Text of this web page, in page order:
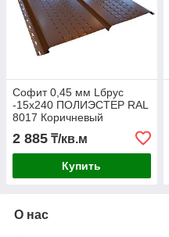
Софит 0,45 мм Lбрус
-15х240 ПОЛИЭСТЕР RAL
8017 Коричневый
2 885 ₸/кв.м
Купить
О нас